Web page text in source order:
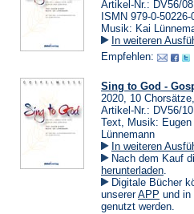
Artikel-Nr.: DV56/08
ISMN 979-0-50226-
Musik: Kai
In weiteren
Empfehlen:
Sing to God -
2020, 10
Artikel-Nr.: DV56/10
Text, Musik:
Lünnemann
In weiteren
Nach dem Kauf
herunterladen(Öffnet
in
einem
neuen
.
Digitale Bücher
unsererAPP (Öffnet
in
und in
genutzt werden.